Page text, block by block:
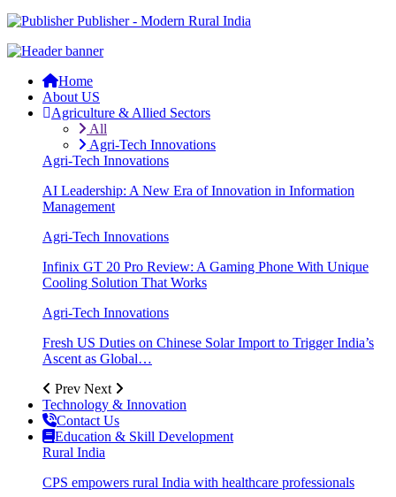
Publisher - Modern Rural India
Home
About US
Agriculture & Allied Sectors
All
Agri-Tech Innovations
Agri-Tech Innovations
AI Leadership: A New Era of Innovation in Information
Management
Agri-Tech Innovations
Infinix GT 20 Pro Review: A Gaming Phone With Unique
Cooling Solution That Works
Agri-Tech Innovations
Fresh US Duties on Chinese Solar Import to Trigger India’s
Ascent as Global…
Prev Next
Technology & Innovation
Contact Us
Education & Skill Development
Rural India
CPS empowers rural India with healthcare professionals